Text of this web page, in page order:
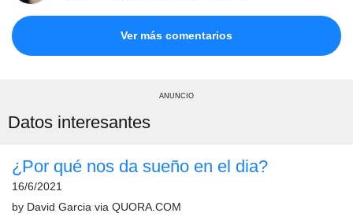
Ver más comentarios
ANUNCIO
Datos interesantes
¿Por qué nos da sueño en el dia?
16/6/2021
by David Garcia via QUORA.COM